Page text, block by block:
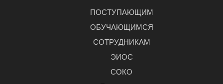
ПОСТУПАЮЩИМ
ОБУЧАЮЩИМСЯ
СОТРУДНИКАМ
ЭИОС
СОКО